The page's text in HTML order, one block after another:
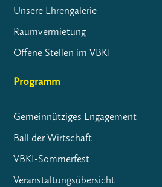
Unsere Ehrengalerie
Raumvermietung
Offene Stellen im VBKI
Programm
Gemeinnütziges Engagement
Ball der Wirtschaft
VBKI-Sommerfest
Veranstaltungsübersicht